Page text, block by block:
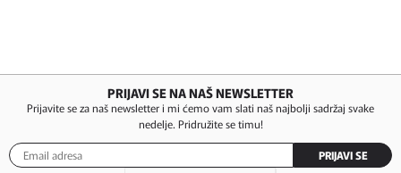
PRIJAVI SE NA NAŠ NEWSLETTER
Prijavite se za naš newsletter i mi ćemo vam slati naš najbolji sadržaj svake
nedelje. Pridružite se timu!
PRIJAVI SE